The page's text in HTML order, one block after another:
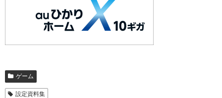
ゲーム
設定資料集